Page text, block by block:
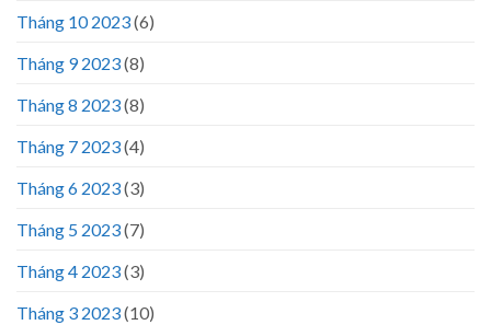
Tháng 10 2023(6)
Tháng 9 2023(8)
Tháng 8 2023(8)
Tháng 7 2023(4)
Tháng 6 2023(3)
Tháng 5 2023(7)
Tháng 4 2023(3)
Tháng 3 2023(10)